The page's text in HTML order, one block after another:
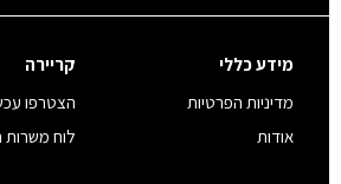
מידע כללי
מדיניות הפרטיות
אודות
קריירה
הצטרפו
לוח משרות